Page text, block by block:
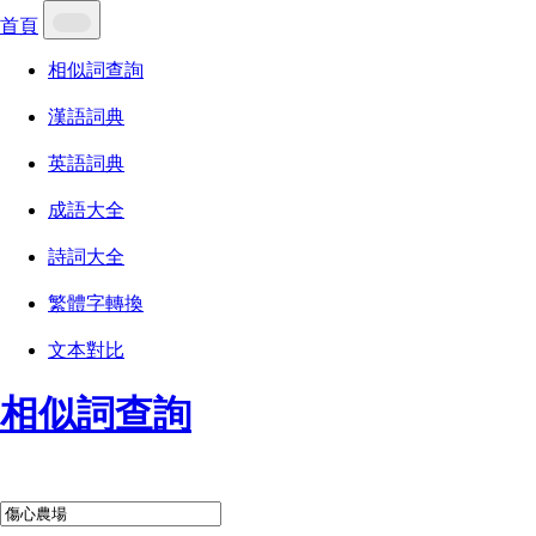
首頁
相似詞查詢
漢語詞典
英語詞典
成語大全
詩詞大全
繁體字轉換
文本對比
相似詞查詢